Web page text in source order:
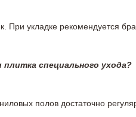
При укладке рекомендуется
плитка специального ухода?
полов достаточно